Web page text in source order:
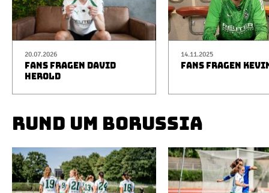
20.07.2026
FANS FRAGEN DAVID
HEROLD
14.11.2025
FANS FRAGEN
RUND UM BORUSSIA